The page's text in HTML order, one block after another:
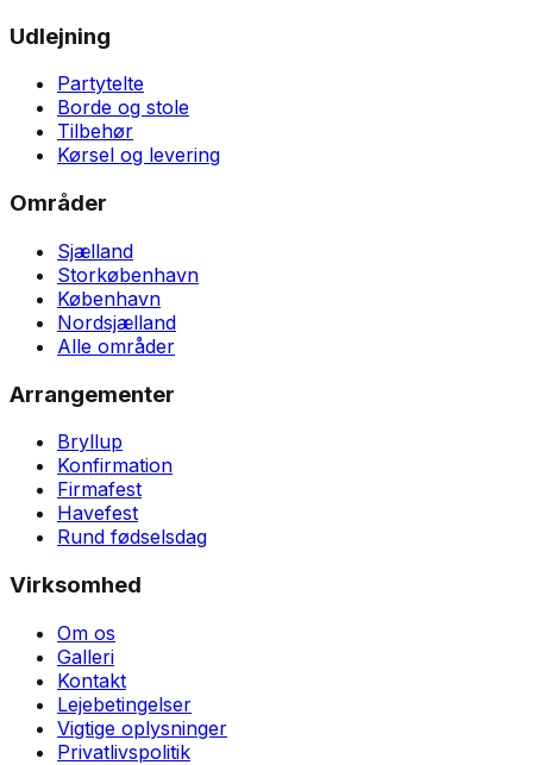
Udlejning
Partytelte
Borde og stole
Tilbehør
Kørsel og levering
Områder
Sjælland
Storkøbenhavn
København
Nordsjælland
Alle områder
Arrangementer
Bryllup
Konfirmation
Firmafest
Havefest
Rund fødselsdag
Virksomhed
Om os
Galleri
Kontakt
Lejebetingelser
Vigtige oplysninger
Privatlivspolitik